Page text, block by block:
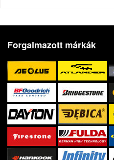
Forgalmazott márkák